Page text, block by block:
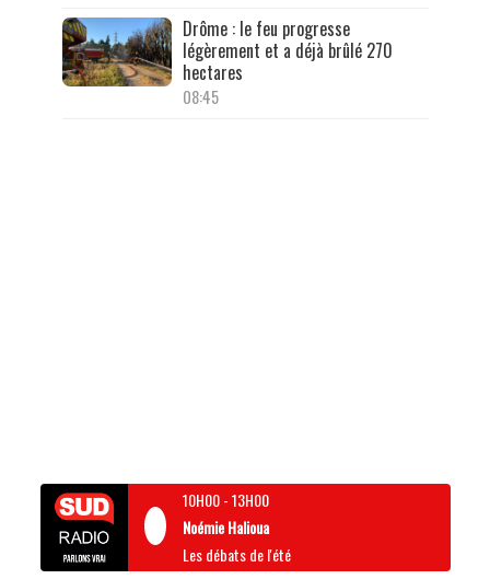
Drôme : le feu progresse
légèrement et a déjà brûlé 270
hectares
08:45
10H00-13H00
Noémie Halioua
Les débats de l'été